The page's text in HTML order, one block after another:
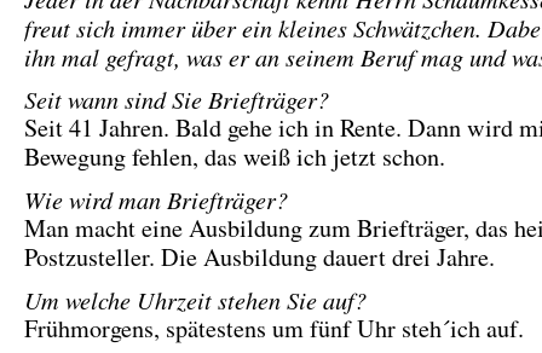
freut sich immer über ein kleines Schwätzchen.
ihn mal gefragt, was er an seinem Beruf mag und
Seit wann sind Sie Briefträger?
Seit 41 Jahren. Bald gehe ich in Rente. Dann wird
Bewegung fehlen, das weiß ich jetzt schon.
Wie wird man Briefträger?
Man macht eine Ausbildung zum Briefträger, das
Postzusteller. Die Ausbildung dauert drei Jahre.
Um welche Uhrzeit stehen Sie auf?
Frühmorgens, spätestens um fünf Uhr steh´ich auf.